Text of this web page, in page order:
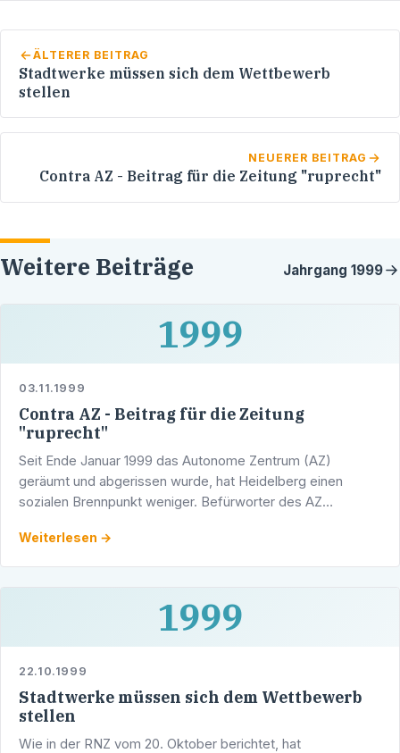
ÄLTERER BEITRAG
Stadtwerke müssen sich dem Wettbewerb
stellen
NEUERER BEITRAG
Contra AZ - Beitrag für die Zeitung "ruprecht"
Weitere Beiträge Jahrgang 1999
1999
03.11.1999
Contra AZ - Beitrag für die Zeitung
"ruprecht"
Seit Ende Januar 1999 das Autonome Zentrum (AZ)
geräumt und abgerissen wurde, hat Heidelberg einen
sozialen Brennpunkt weniger. Befürworter des AZ
um die …
Weiterlesen →
1999
22.10.1999
Stadtwerke müssen sich dem Wettbewerb
stellen
Wie in der RNZ vom 20. Oktober berichtet, hat